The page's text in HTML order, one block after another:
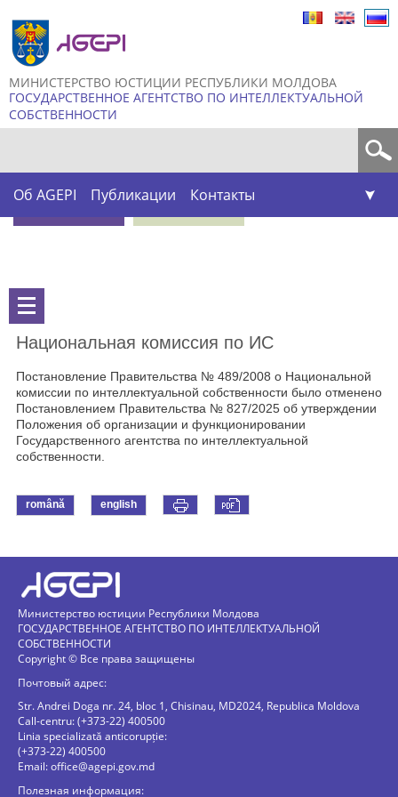
МИНИСТЕРСТВО ЮСТИЦИИ РЕСПУБЛИКИ МОЛДОВА
ГОСУДАРСТВЕННОЕ АГЕНТСТВО ПО ИНТЕЛЛЕКТУАЛЬНОЙ
СОБСТВЕННОСТИ
Об AGEPI Публикации Контакты
Национальная комиссия по ИС
Постановление Правительства № 489/2008 о Национальной
комиссии по интеллектуальной собственности было отменено
Постановлением Правительства № 827/2025 об утверждении
Положения об организации и функционировании
Государственного агентства по интеллектуальной
собственности.
română english
Министерство юстиции Республики Молдова
ГОСУДАРСТВЕННОЕ АГЕНТСТВО ПО ИНТЕЛЛЕКТУАЛЬНОЙ
СОБСТВЕННОСТИ
Copyright © Все права защищены
Почтовый адрес:
Str. Andrei Doga nr. 24, bloc 1, Chisinau, MD2024, Republica Moldova
Call-centru: (+373-22) 400500
Linia specializată anticorupție:
(+373-22) 400500
Email:office@agepi.gov.md
Полезная информация: